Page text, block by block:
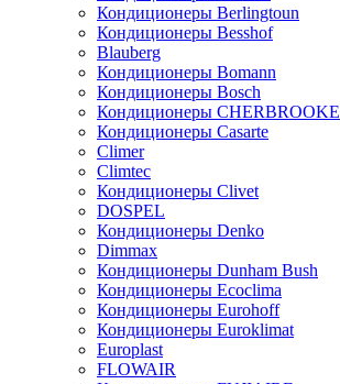
Кондиционеры Berlingtoun
Кондиционеры Besshof
Blauberg
Кондиционеры Bomann
Кондиционеры Bosch
Кондиционеры CHERBROOKE
Кондиционеры Casarte
Climer
Climtec
Кондиционеры Clivet
DOSPEL
Кондиционеры Denko
Dimmax
Кондиционеры Dunham Bush
Кондиционеры Ecoclima
Кондиционеры Eurohoff
Кондиционеры Euroklimat
Europlast
FLOWAIR